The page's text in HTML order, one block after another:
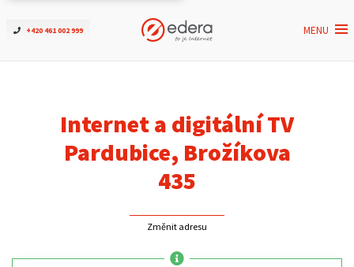
+420 461 002 999 MENU
Ověřit dostupnost
ČEZNET TV
Internet a digitální TV
Pardubice, Brožíkova
435
Změnit adresu